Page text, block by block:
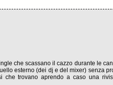
che scassano il cazzo durante le
esterno (dei dj e del mixer) senza
trovano aprendo a caso una